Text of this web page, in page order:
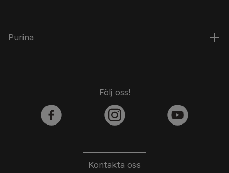
Purina
Kontakta oss
Följ oss!
facebook instagram youtube